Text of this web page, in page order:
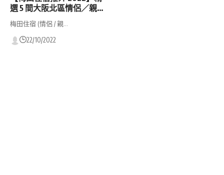
選 5 間大阪北區情侶／親子
酒店！旺中帶靜賞大阪市風
景！地下街商店林立交通方
便！
梅田住宿 (情侶 / 親…
22/10/2022